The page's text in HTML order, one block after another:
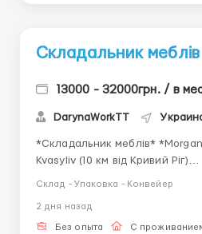
Складальник меблів
13000 - 32000грн. / в
DarynaWorkTT
*Складальник меблів* *Morgan Furniture* *Локація:*
Kvasyliv (10 км від Кривий Ріг)
брутто/місяць - 32000.00 UAH
Гарантовані понаднормові: 15
Склад - Упаковка - Конвейер
2 дня назад
Без опыта С